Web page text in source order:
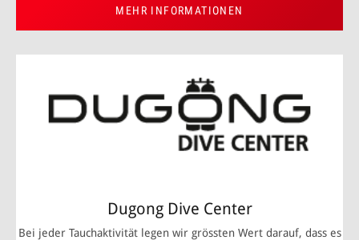
MEHR INFORMATIONEN
Dugong Dive Center
Bei jeder Tauchaktivität legen wir grössten Wert darauf, dass es